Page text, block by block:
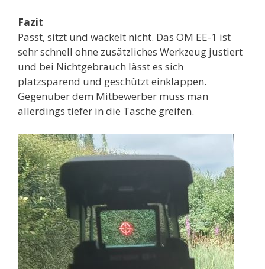
Fazit
Passt, sitzt und wackelt nicht. Das OM EE-1 ist
sehr schnell ohne zusätzliches Werkzeug justiert
und bei Nichtgebrauch lässt es sich
platzsparend und geschützt einklappen.
Gegenüber dem Mitbewerber muss man
allerdings tiefer in die Tasche greifen.